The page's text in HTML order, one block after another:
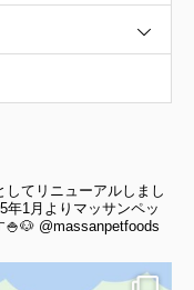
てリニューアルしまし
年1月よりマッサンペッ
🍚🐶 @massanpetfoods